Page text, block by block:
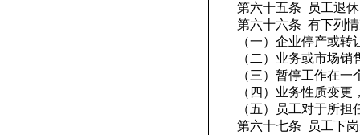
第六十五条
员工退
第六十六条 有下列
（一）企业停产或转
（二）业务或市场
（三）暂停工作在一
（四）业务性质变
（五）员工对于所
第六十七条
员工下